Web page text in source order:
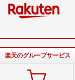
楽天のグループサービス